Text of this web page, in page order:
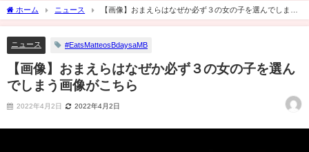
ホーム ニュース
【画像】おまえらはなぜか必ず３の女の子を選んでしまう
画像がこちら
ニュース #EatsMatteosBdaysaMB
【画像】おまえらはなぜか必ず３の女の子を選ん
でしまう画像がこちら
2022年4月2日 2022年4月2日